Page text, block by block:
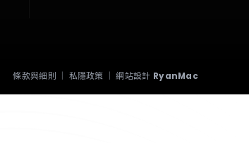
條款與細則 私隱政策 網站設計 RyanMac